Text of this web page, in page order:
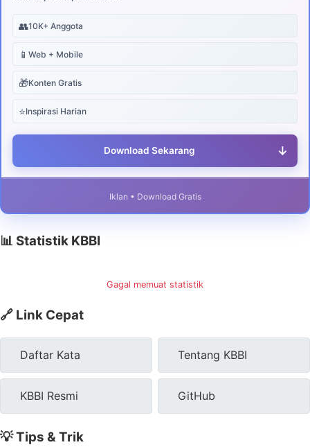
👥10K+ Anggota
📱 Web + Mobile
🎁Konten Gratis
⭐Inspirasi Harian
Download Sekarang ↓
Iklan • Download Gratis
📊 Statistik KBBI
Gagal memuat statistik
🔗 Link Cepat
Daftar Kata Tentang KBBI
KBBI Resmi GitHub
💡 Tips & Trik